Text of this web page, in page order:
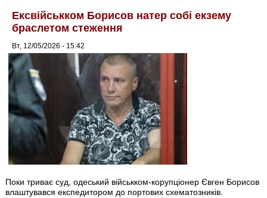
Ексвійськком Борисов натер собі екзему
браслетом стеження
Вт, 12/05/2026 - 15:42
Поки триває суд, одеський військком-корупціонер Євген Борисов
влаштувався експедитором до портових схематозників.